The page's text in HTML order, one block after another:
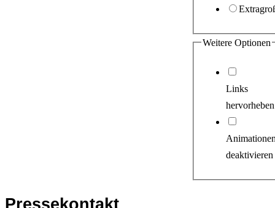
Weitere Optionen
Links
hervorheben
deaktivieren
Pressekontakt